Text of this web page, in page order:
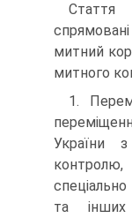
Стаття
митний
митного
1.
України
та